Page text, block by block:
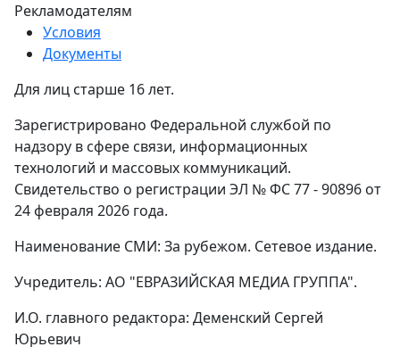
Рекламодателям
Условия
Документы
Для лиц старше 16 лет.
Зарегистрировано Федеральной службой по
надзору в сфере связи, информационных
технологий и массовых коммуникаций.
Свидетельство о регистрации ЭЛ № ФС 77 - 90896 от
24 февраля 2026 года.
Наименование СМИ: За рубежом. Сетевое издание.
Учредитель: АО "ЕВРАЗИЙСКАЯ МЕДИА ГРУППА".
И.О. главного редактора: Деменский Сергей
Юрьевич